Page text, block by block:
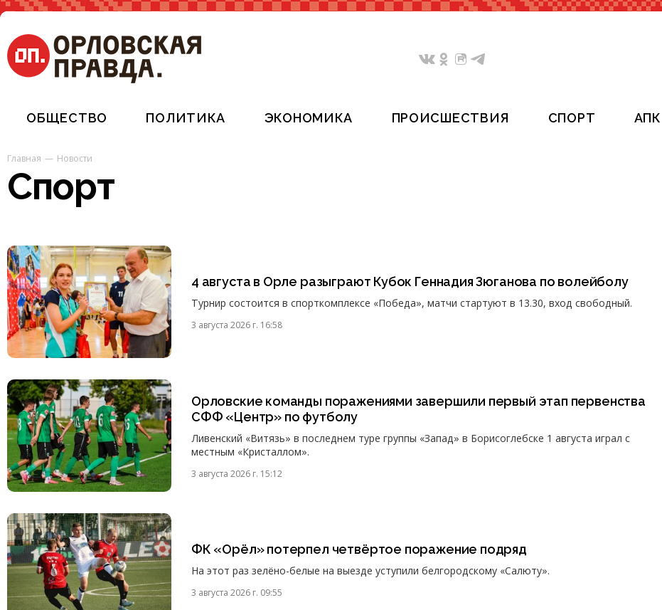
ОБЩЕСТВО ПОЛИТИКА ЭКОНОМИКА ПРОИСШЕСТВИЯ СПОРТ АПК
Главная Новости
Спорт
4 августа в Орле разыграют Кубок Геннадия Зюганова по волейболу
Турнир состоится в спорткомплексе «Победа», матчи стартуют в 13.30, вход свободный.
3 августа 2026 г. 16:58
Орловские команды поражениями завершили первый этап первенства
СФФ «Центр» по футболу
Ливенский «Витязь» в последнем туре группы «Запад» в Борисоглебске 1 августа играл с
местным «Кристаллом».
3 августа 2026 г. 15:12
ФК «Орёл» потерпел четвёртое поражение подряд
На этот раз зелёно-белые на выезде уступили белгородскому «Салюту».
3 августа 2026 г. 09:55